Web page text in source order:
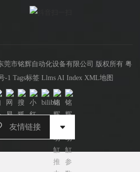
莞市铭辉自动化设备有限公司 版权所有 粤
-1 Tags标签 Llms AI Index XML地图
友情链接